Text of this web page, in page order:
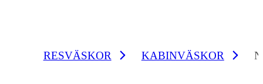
RESVÄSKOR KABINVÄSKOR